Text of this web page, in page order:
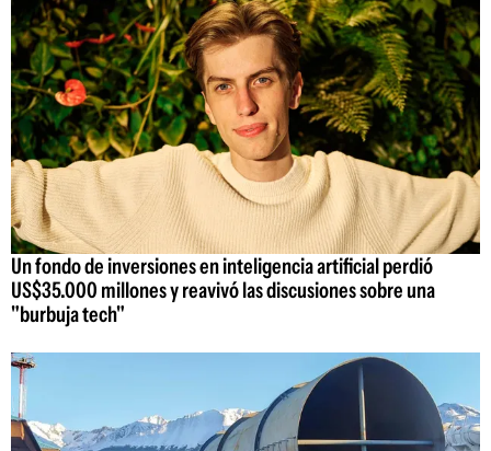
Un fondo de inversiones en inteligencia artificial perdió
US$35.000 millones y reavivó las discusiones sobre una
"burbuja tech"